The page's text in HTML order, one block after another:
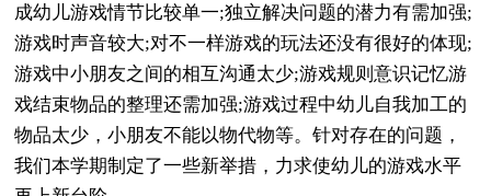
成幼儿游戏情节比较单一;独立解决问题的潜力有需加强;
游戏时声音较大;对不一样游戏的玩法还没有很好的体现;
游戏中小朋友之间的相互沟通太少;游戏规则意识记忆游
戏结束物品的整理还需加强;游戏过程中幼儿自我加工的
物品太少，小朋友不能以物代物等。针对存在的问题，
我们本学期制定了一些新举措，力求使幼儿的游戏水平